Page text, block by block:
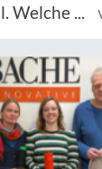
Welche ...